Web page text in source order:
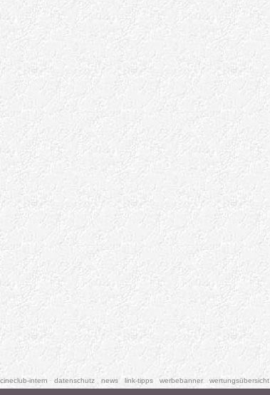
cineclub-intern datenschutz news link-tipps werbebanner wertungsübersicht